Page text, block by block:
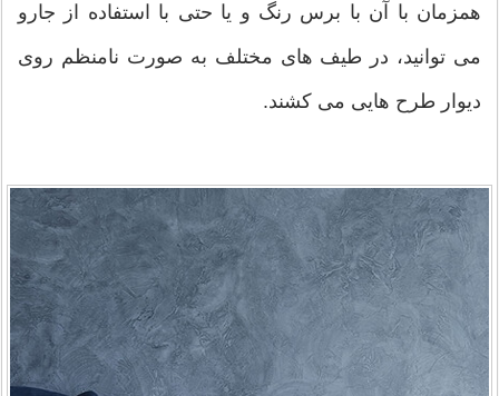
همزمان با آن با برس رنگ و یا حتی با استفاده از جارو
می توانید، در طیف های مختلف به صورت نامنظم روی
دیوار طرح هایی می کشند.